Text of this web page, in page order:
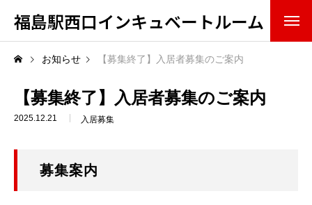
福島駅西口インキュベートルーム
概要・組織
ミッション（果たすべき役割）
アドバイザリーボード
お知らせ 【募集終了】入居者募集のご案内
【募集終了】入居者募集のご案内
2025.12.21 入居募集
募集案内